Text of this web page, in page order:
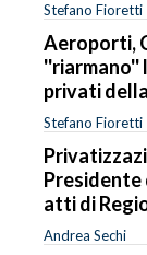
Stefano Fioretti
Aeroporti,
''riarmano''
privati
Stefano Fioretti
Presidente
atti di
Andrea Sechi